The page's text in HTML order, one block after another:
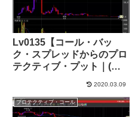
Lv0135【コール・バッ
ク・スプレッドからのプロ
テクティブ・プット｜(コ
2020.03.09
プロテクティブ・コール